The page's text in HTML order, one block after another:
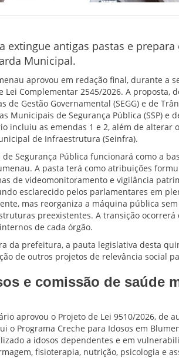
extingue antigas pastas e
Municipal.
aprovou em redação final, durante a
Lei Complementar 2545/2026. A proposta,
de Gestão Governamental (SEGG) e de
Municipais de Segurança Pública (SSP) e
incluiu as emendas 1 e 2, além de alterar
de Infraestrutura (Seinfra).
de Segurança Pública funcionará como a
A pasta terá como atribuições
de videomonitoramento e vigilância
esclarecido pelos parlamentares em
mas reorganiza a máquina pública
preexistentes. A transição
de cada órgão.
da prefeitura, a pauta legislativa desta
de outros projetos de relevância social
e comissão de saúde
aprovou o Projeto de Lei 9510/2026, de
o Programa Creche para Idosos em
a idosos dependentes e em
fisioterapia, nutrição, psicologia e